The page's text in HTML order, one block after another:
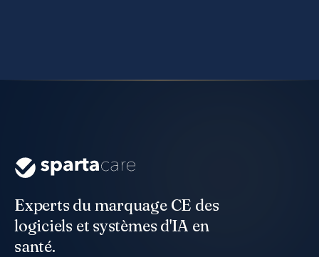
Experts du marquage CE des
logiciels et systèmes d'IA en
santé.